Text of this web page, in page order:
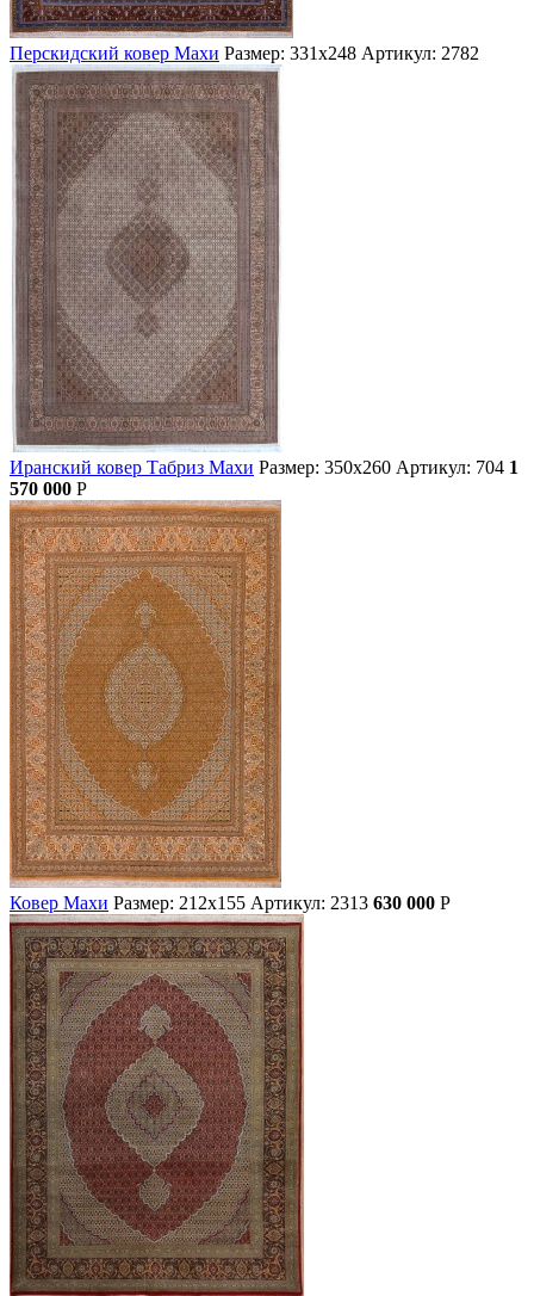
Перскидский ковер Махи Размер: 331х248 Артикул: 2782
Иранский ковер Табриз Махи Размер: 350х260 Артикул: 704 1
570 000 Р
Ковер Махи Размер: 212х155 Артикул: 2313 630 000 Р